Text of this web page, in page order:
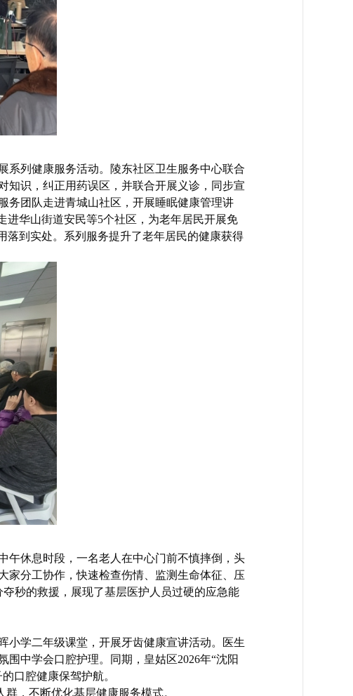
系列健康服务活动。陵东社区卫生服务中心联合
知识，纠正用药误区，并联合开展义诊，同步宣
务团队走进青城山社区，开展睡眠健康管理讲
进华山街道安民等5个社区，为老年居民开展免
落到实处。系列服务提升了老年居民的健康获得
午休息时段，一名老人在中心门前不慎摔倒，头
家分工协作，快速检查伤情、监测生命体征、压
秒的救援，展现了基层医护人员过硬的应急能
小学二年级课堂，开展牙齿健康宣讲活动。医生
中学会口腔护理。同期，皇姑区2026年“沈阳
口腔健康保驾护航。
，不断优化基层健康服务模式。